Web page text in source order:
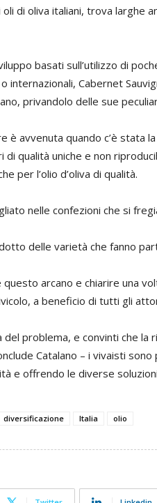
di oliva italiani, trova larghe
basati sull’utilizzo di
internazionali, Cabernet
privandolo delle sue
è avvenuta quando c’è stata
qualità uniche e non
per l’olio d’oliva di qualità.
nelle confezioni che si
delle varietà che fanno
arcano e chiarire una
a beneficio di tutti gli
del problema, e convinti che
Catalano – i vivaisti
e offrendo le diverse
diversificazione Italia olio